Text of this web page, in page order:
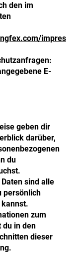
den im
impres
E-
geben dir
darüber,
du
sind alle
persönlich
zum
du in den
dieser